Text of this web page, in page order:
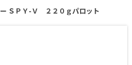
ＳＰＹ-Ｖ ２２０ｇパロット